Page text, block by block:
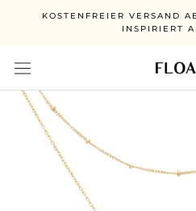
KOSTENFREIER VERSAND
INSPIRIERT